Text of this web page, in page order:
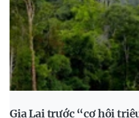
Gia Lai trước “cơ hội